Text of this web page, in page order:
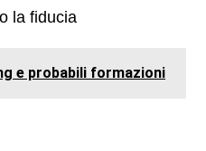
la fiducia
e probabili formazioni